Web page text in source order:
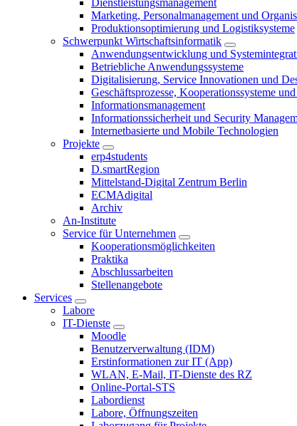
Dienstleistungsmanagement
Marketing, Personalmanagement und
Produktionsoptimierung und Logistiksysteme
Schwerpunkt Wirtschaftsinformatik
Anwendungsentwicklung und
Betriebliche Anwendungssysteme
Digitalisierung, Service Innovationen und
Geschäftsprozesse, Kooperationssysteme
Informationsmanagement
Informationssicherheit und Security
Internetbasierte und Mobile Technologien
Projekte
erp4students
D.smartRegion
Mittelstand-Digital Zentrum Berlin
ECMAdigital
Archiv
An-Institute
Service für Unternehmen
Kooperationsmöglichkeiten
Praktika
Abschlussarbeiten
Stellenangebote
Services
Labore
IT-Dienste
Moodle
Benutzerverwaltung (IDM)
Erstinformationen zur IT (App)
WLAN, E-Mail, IT-Dienste des RZ
Online-Portal-STS
Labordienst
Labore, Öffnungszeiten